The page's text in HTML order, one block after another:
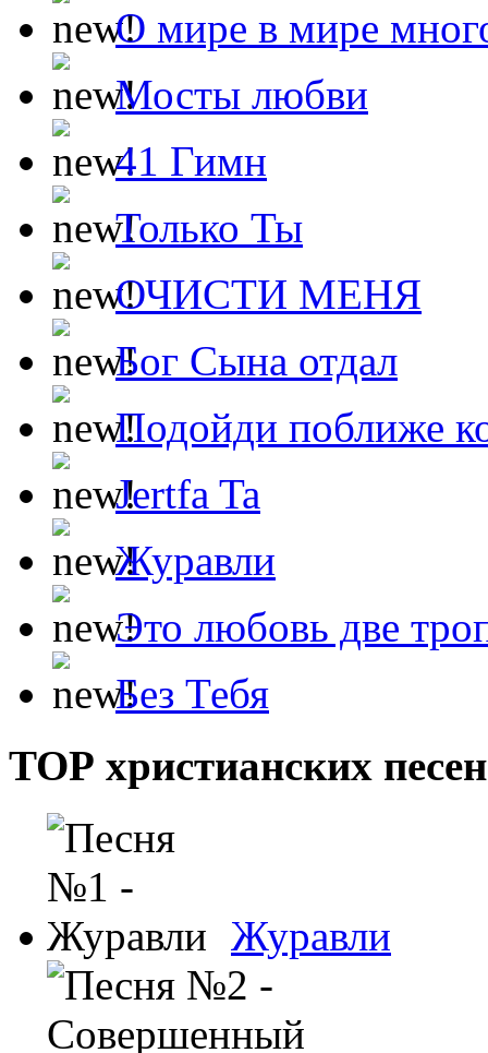
О мире в мире
Мосты любви
41 Гимн
Только Ты
ОЧИСТИ МЕНЯ
Бог Сына отдал
Подойди поближе
Jertfa Ta
Журавли
Это любовь две
Без Тебя
ТОР христианских песен
Журавли